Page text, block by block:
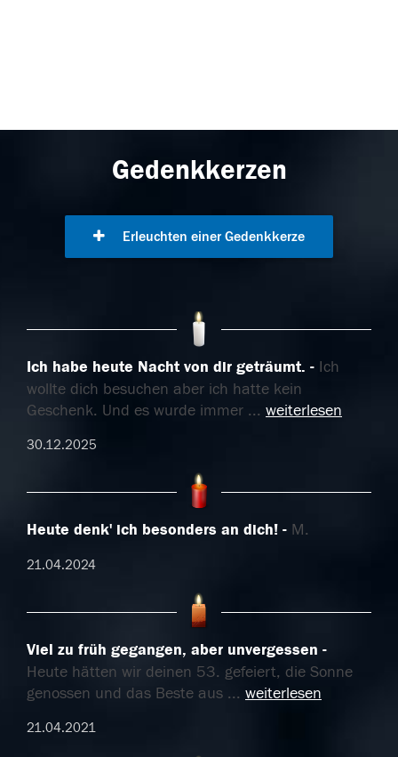
Gedenkkerzen
Erleuchten einer Gedenkkerze
Ich habe heute Nacht von dir geträumt.
Ich
wollte dich besuchen aber ich hatte kein
Geschenk. Und es wurde immer ... weiterlesen
30.12.2025
Heute denk' ich besonders an dich! M.
21.04.2024
Viel zu früh gegangen, aber unvergessen
Heute hätten wir deinen 53. gefeiert, die Sonne
genossen und das Beste aus ... weiterlesen
21.04.2021